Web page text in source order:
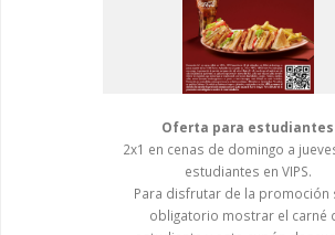
Oferta para estudiantes
2x1 en cenas de domingo a
estudiantes en VIPS.
Para disfrutar de la promoción
obligatorio mostrar el carné